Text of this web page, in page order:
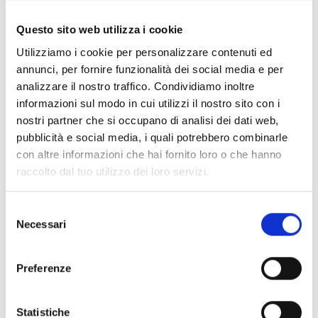
Questo sito web utilizza i cookie
Utilizziamo i cookie per personalizzare contenuti ed
annunci, per fornire funzionalità dei social media e per
analizzare il nostro traffico. Condividiamo inoltre
informazioni sul modo in cui utilizzi il nostro sito con i
nostri partner che si occupano di analisi dei dati web,
pubblicità e social media, i quali potrebbero combinarle
con altre informazioni che hai fornito loro o che hanno
raccolto dal tuo utilizzo dei loro servizi.
delNecessari
Preferenze
Statistiche
simplicidade de configuração.
Entre as funcionalidades que
caracterizam o novo AI100DIN:
Possibilidade de ligar em cascata até 6 módulos
AI100DIN
Instalação rápida em calha DIN